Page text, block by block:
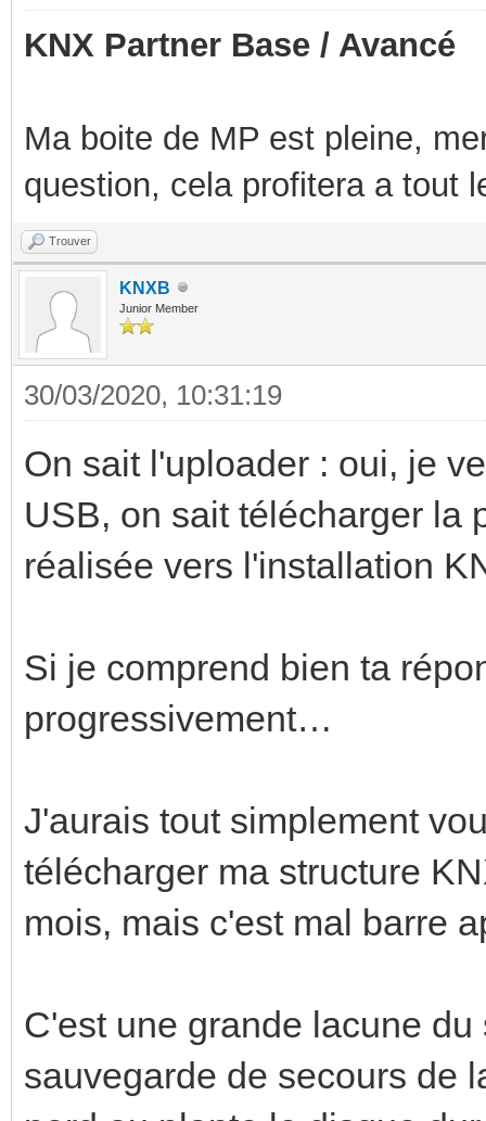
KNX Partner Base / Avancé
Ma boite de MP est pleine,
question, cela profitera a tout
Trouver
KNXB
Junior Member
30/03/2020, 10:31:19
On sait l'uploader : oui, je
USB, on sait télécharger la
réalisée vers l'installation
Si je comprend bien ta
progressivement…
J'aurais tout simplement
télécharger ma structure
mois, mais c'est mal barre
C'est une grande lacune
sauvegarde de secours de